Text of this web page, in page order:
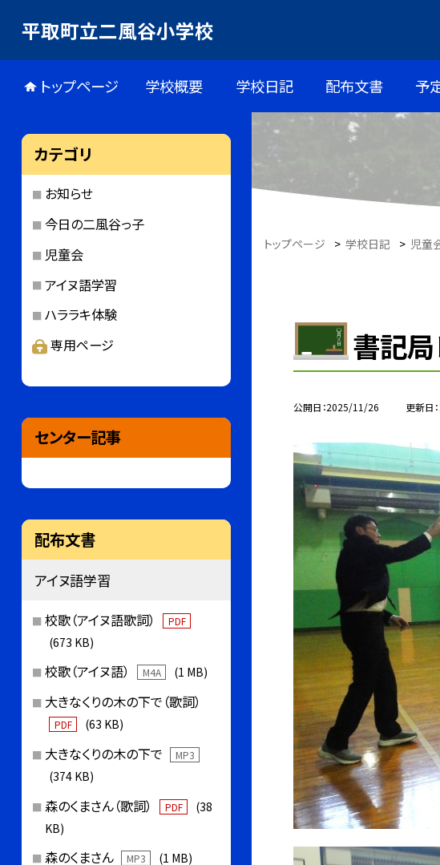
平取町立二風谷小学校
トップページ 学校概要 学校日記 配布文書 予
トップページ > 学校日記 > 児童
書記
公開日 2025/11/26 更新日
カテゴリ
お知らせ
今日の二風谷っ子
児童会
アイヌ語学習
ハララキ体験
専用ページ
センター記事
配布文書
アイヌ語学習
校歌（アイヌ語歌詞） PDF
(673 KB)
校歌（アイヌ語） M4A (1 MB)
大きなくりの木の下で（歌詞）
PDF (63 KB)
大きなくりの木の下で MP3
(374 KB)
森のくまさん（歌詞） PDF
(38
KB)
森のくまさん MP3 (1 MB)